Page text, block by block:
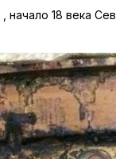
, начало 18 века